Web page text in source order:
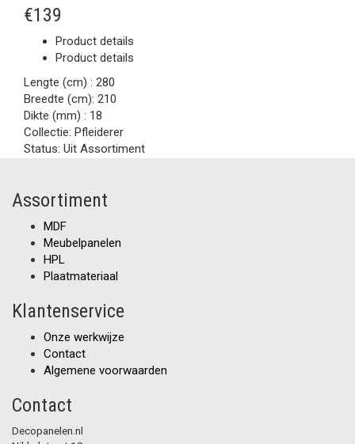
€139
Product details
Product details
Lengte (cm) : 280
Breedte (cm): 210
Dikte (mm) : 18
Collectie: Pfleiderer
Status: Uit Assortiment
Assortiment
MDF
Meubelpanelen
HPL
Plaatmateriaal
Klantenservice
Onze werkwijze
Contact
Algemene voorwaarden
Contact
Decopanelen.nl